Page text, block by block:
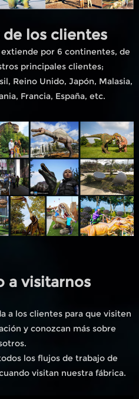
los clientes
por 6 continentes, de
principales clientes;
Reino Unido, Japón, Malasia,
Francia, España, etc.
a visitarnos
a los clientes para que visiten
y conozcan más sobre
los flujos de trabajo de
visitan nuestra fábrica.